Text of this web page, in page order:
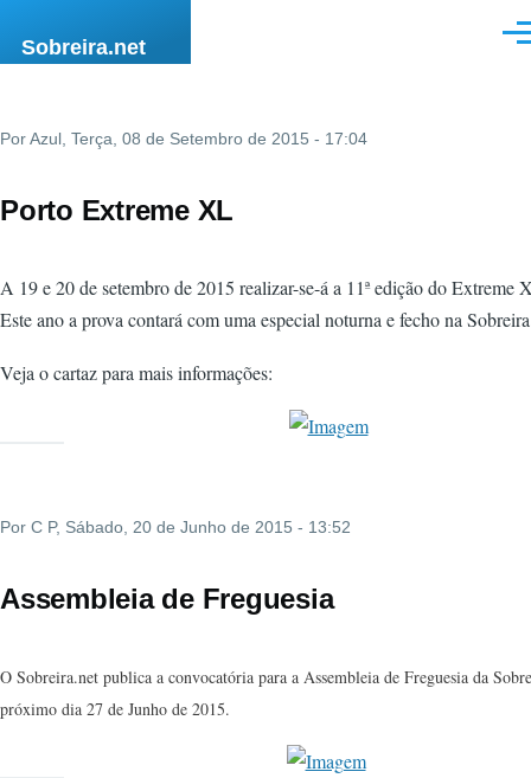
Sobreira.net
PorAzul , Terça, 08 de Setembro de 2015 - 17:04
Porto Extreme XL
A 19 e 20 de setembro de 2015 realizar-se-á a 11ª edição do Extreme
Este ano a prova contará com uma especial noturna e fecho na
Veja o cartaz para mais informações:
Por C P, Sábado, 20 de Junho de 2015 - 13:52
Assembleia de Freguesia
O Sobreira.net publica a convocatória para a Assembleia de Freguesia da
próximo dia 27 de Junho de 2015.